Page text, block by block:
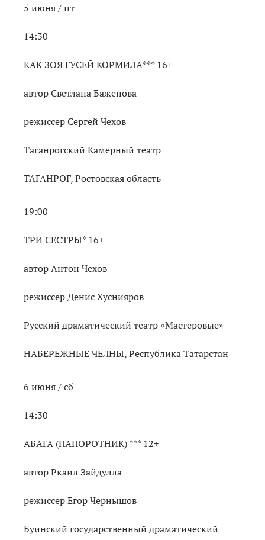
5 июня / пт
14:30
КАК ЗОЯ ГУСЕЙ КОРМИЛА*** 16+
автор Светлана Баженова
режиссер Сергей Чехов
Таганрогский Камерный театр
ТАГАНРОГ, Ростовская область
19:00
ТРИ СЕСТРЫ* 16+
автор Антон Чехов
режиссер Денис Хуснияров
Русский драматический театр «Мастеровые»
НАБЕРЕЖНЫЕ ЧЕЛНЫ, Республика Татарстан
6 июня / cб
14:30
АБАГА (ПАПОРОТНИК) *** 12+
автор Ркаил Зайдулла
режиссер Егор Чернышов
Буинский государственный драматический